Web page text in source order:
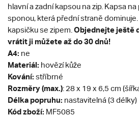
hlavní a zadní kapsou na zip. Kapsa
sponou, která přední straně
kapsičku se zipem. Objednejte ještě
vrátit ji můžete až do 30 dnů!
A4: ne
Materiál: hovězí kůže
Kování: stříbrné
Rozměry (max.): 28 x 19 x 6,5 cm
Délka popruhu: nastavitelná (3 délky)
Kód zboží: MF5085